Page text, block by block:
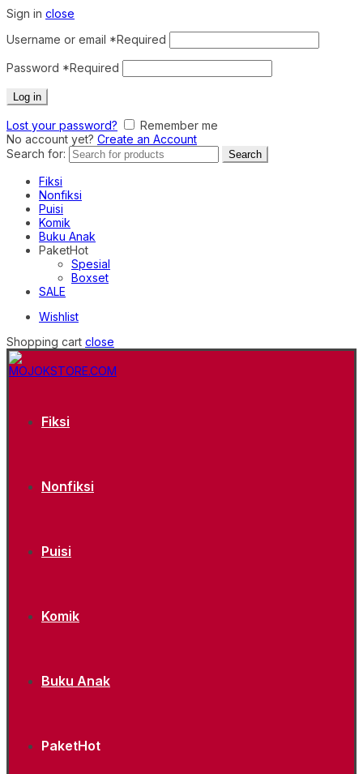
Sign in close
Username or email *Required
Password *Required
Log in
Lost your password?
Remember me
No account yet? Create an Account
Search for:
Search
Fiksi
Nonfiksi
Puisi
Komik
Buku Anak
PaketHot
Spesial
Boxset
SALE
Wishlist
Shopping cart close
Fiksi
Nonfiksi
Puisi
Komik
Buku Anak
PaketHot